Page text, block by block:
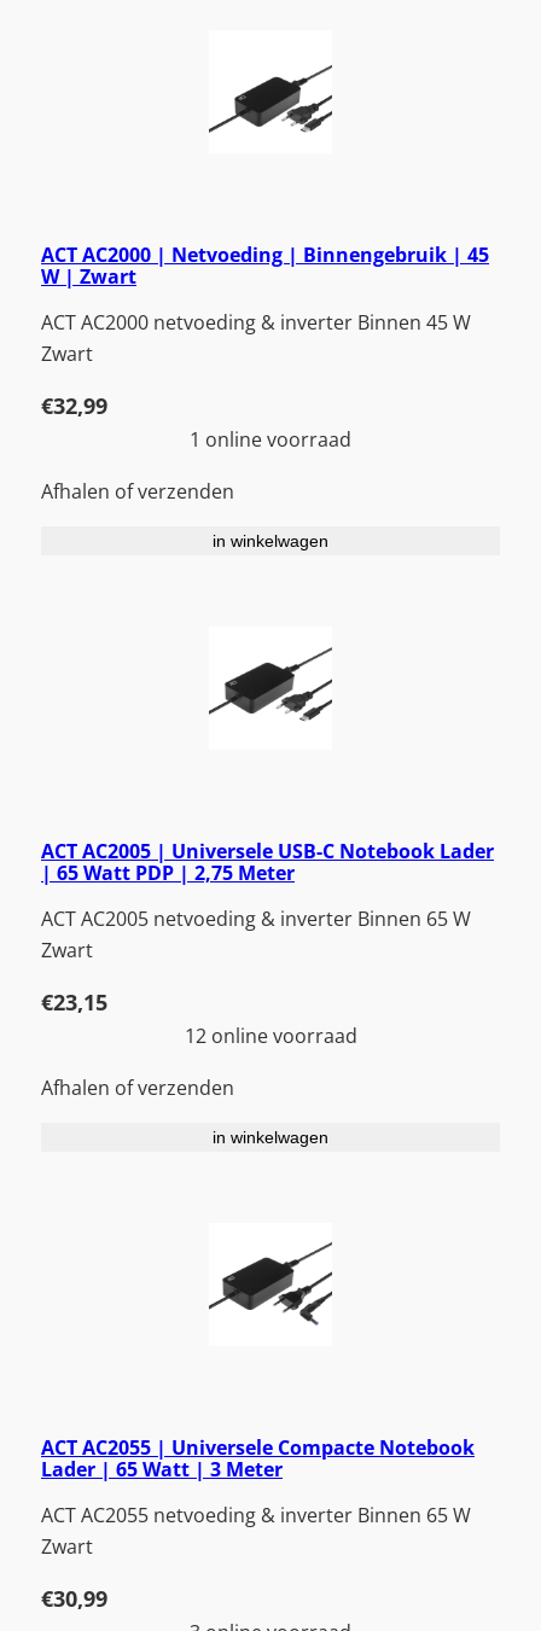
ACT AC2000 | Netvoeding | Binnengebruik | 45
W | Zwart
ACT AC2000 netvoeding & inverter Binnen 45 W
Zwart
€32,99
1 online voorraad
Afhalen of verzenden
in winkelwagen
ACT AC2005 | Universele USB-C Notebook Lader
| 65 Watt PDP | 2,75 Meter
ACT AC2005 netvoeding & inverter Binnen 65 W
Zwart
€23,15
12 online voorraad
Afhalen of verzenden
in winkelwagen
ACT AC2055 | Universele Compacte Notebook
Lader | 65 Watt | 3 Meter
ACT AC2055 netvoeding & inverter Binnen 65 W
Zwart
€30,99